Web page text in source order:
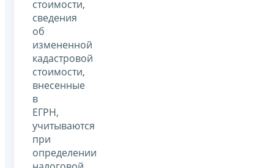
стоимости,
сведения
об
измененной
кадастровой
стоимости,
внесенные
в
ЕГРН,
учитываются
при
определении